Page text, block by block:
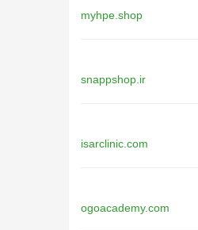
myhpe.shop
snappshop.ir
isarclinic.com
ogoacademy.com